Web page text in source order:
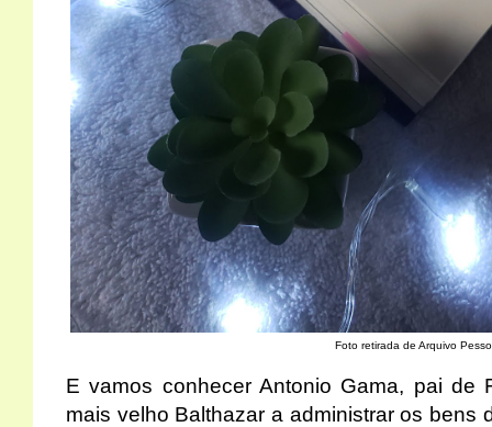
Foto retirada de Arquivo
E vamos conhecer Antonio Gama, pai de
mais velho Balthazar a administrar os bens